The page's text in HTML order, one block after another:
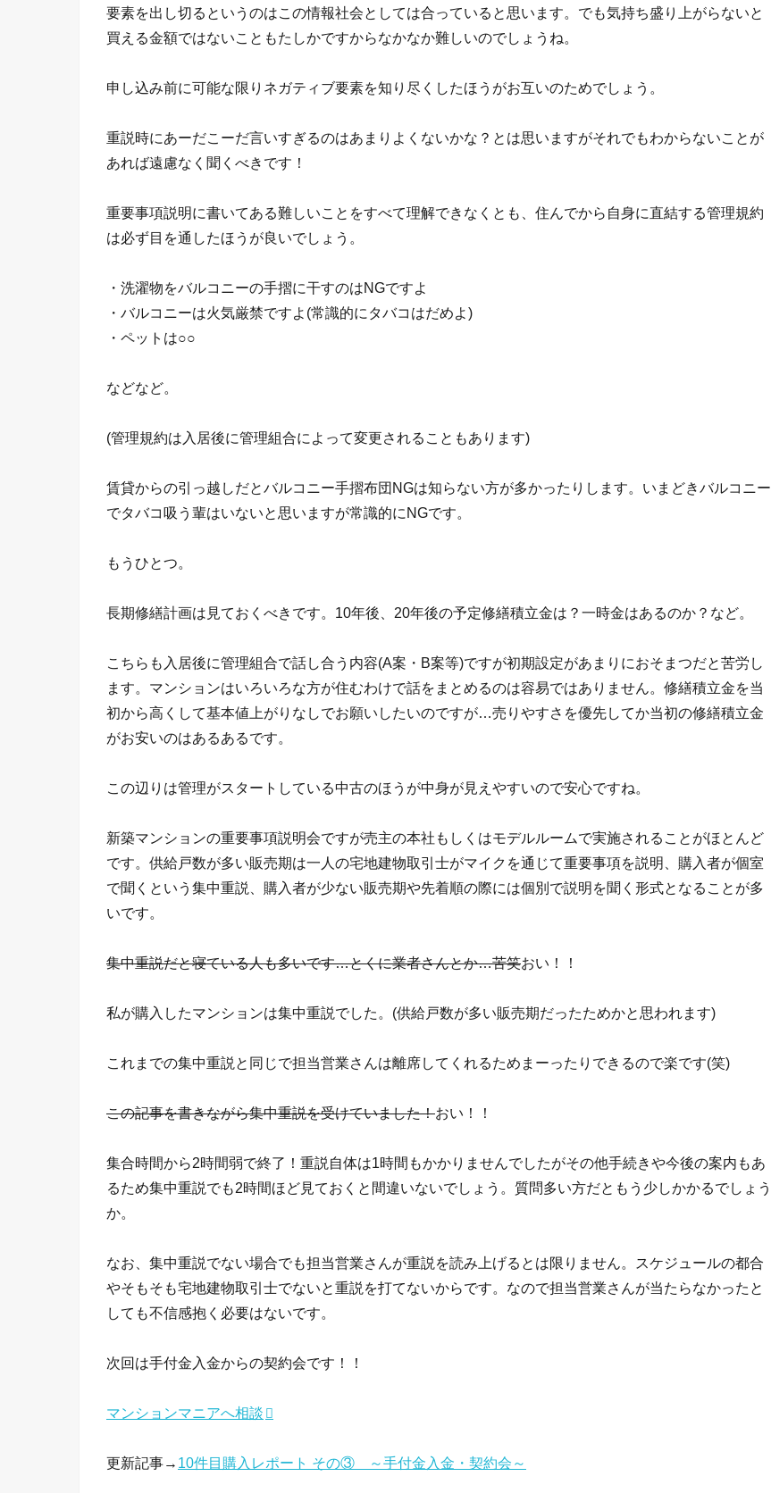
要素を出し切るというのはこの情報社会としては合っていると思います。でも気持ち盛り上がらないと
買える金額ではないこともたしかですからなかなか難しいのでしょうね。
申し込み前に可能な限りネガティブ要素を知り尽くしたほうがお互いのためでしょう。
重説時にあーだこーだ言いすぎるのはあまりよくないかな？とは思いますがそれでもわからないことが
あれば遠慮なく聞くべきです！
重要事項説明に書いてある難しいことをすべて理解できなくとも、住んでから自身に直結する管理規約
は必ず目を通したほうが良いでしょう。
・洗濯物をバルコニーの手摺に干すのはNGですよ
・バルコニーは火気厳禁ですよ(常識的にタバコはだめよ)
・ペットは○○
などなど。
(管理規約は入居後に管理組合によって変更されることもあります)
賃貸からの引っ越しだとバルコニー手摺布団NGは知らない方が多かったりします。いまどきバルコニー
でタバコ吸う輩はいないと思いますが常識的にNGです。
もうひとつ。
長期修繕計画は見ておくべきです。10年後、20年後の予定修繕積立金は？一時金はあるのか？など。
こちらも入居後に管理組合で話し合う内容(A案・B案等)ですが初期設定があまりにおそまつだと苦労し
ます。マンションはいろいろな方が住むわけで話をまとめるのは容易ではありません。修繕積立金を当
初から高くして基本値上がりなしでお願いしたいのですが…売りやすさを優先してか当初の修繕積立金
がお安いのはあるあるです。
この辺りは管理がスタートしている中古のほうが中身が見えやすいので安心ですね。
新築マンションの重要事項説明会ですが売主の本社もしくはモデルルームで実施されることがほとんど
です。供給戸数が多い販売期は一人の宅地建物取引士がマイクを通じて重要事項を説明、購入者が個室
で聞くという集中重説、購入者が少ない販売期や先着順の際には個別で説明を聞く形式となることが多
いです。
集中重説だと寝ている人も多いです…とくに業者さんとか…苦笑おい！！
私が購入したマンションは集中重説でした。(供給戸数が多い販売期だったためかと思われます)
これまでの集中重説と同じで担当営業さんは離席してくれるためまーったりできるので楽です(笑)
この記事を書きながら集中重説を受けていました！おい！！
集合時間から2時間弱で終了！重説自体は1時間もかかりませんでしたがその他手続きや今後の案内もあ
るため集中重説でも2時間ほど見ておくと間違いないでしょう。質問多い方だともう少しかかるでしょう
か。
なお、集中重説でない場合でも担当営業さんが重説を読み上げるとは限りません。スケジュールの都合
やそもそも宅地建物取引士でないと重説を打てないからです。なので担当営業さんが当たらなかったと
しても不信感抱く必要はないです。
次回は手付金入金からの契約会です！！
マンションマニアへ相談
更新記事→ 10件目購入レポート その③ ～手付金入金・契約会～